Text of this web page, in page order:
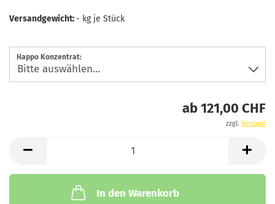
Versandgewicht:- kg je Stück
Happo Konzentrat:
ab 121,00 CHF
zzgl. Versand
In den Warenkorb